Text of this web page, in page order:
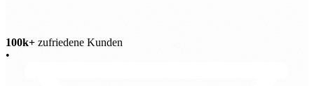
100k+ zufriedene Kunden
•